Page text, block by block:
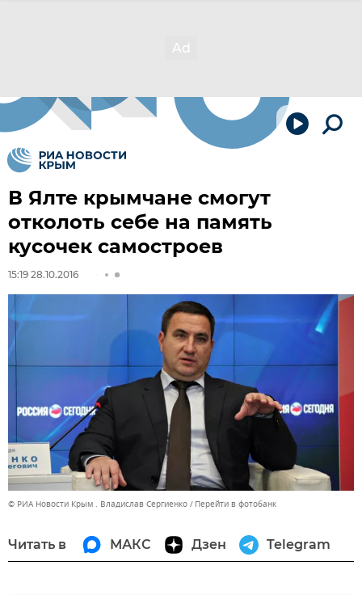
В Ялте крымчане смогут
отколоть себе на память
кусочек самостроев
15:19 28.10.2016
© РИА Новости Крым . Владислав Сергиенко Перейти в фотобанк
Читать в МАКС Дзен Telegram